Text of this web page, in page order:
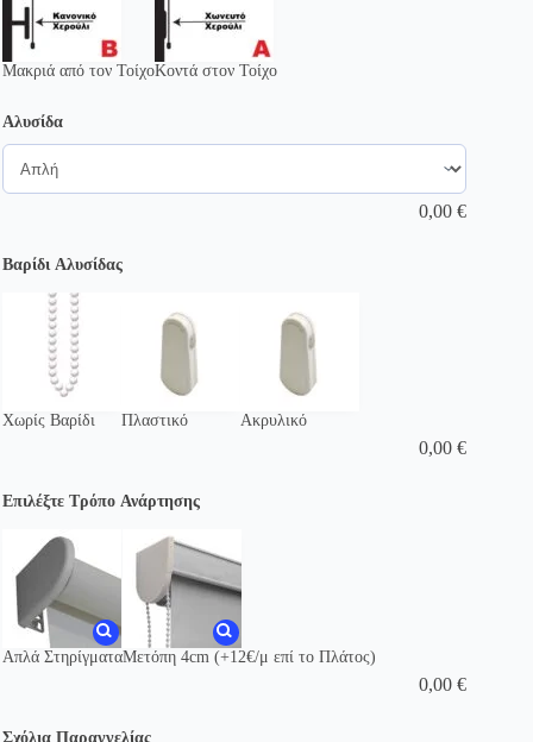
Μακριά από τον ΤοίχοΚοντά στον Τοίχο
Αλυσίδα
0,00€
Βαρίδι Αλυσίδας
Χωρίς Βαρίδι Πλαστικό Ακρυλικό
0,00€
Επιλέξτε Τρόπο Ανάρτησης
Απλά ΣτηρίγματαΜετόπη 4cm (+12€/μ επί το Πλάτος)
0,00€
Σχόλια Παραγγελίας